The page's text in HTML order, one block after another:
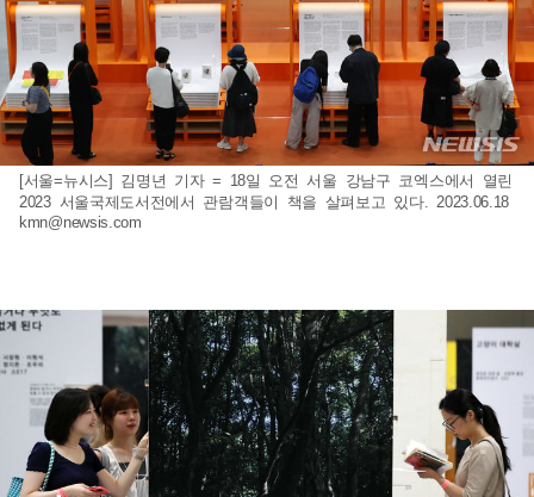
[서울=뉴시스] 김명년 기자 = 18일 오전 서울 강남구 코엑스에서 열린
2023 서울국제도서전에서 관람객들이 책을 살펴보고 있다. 2023.06.18
kmn@newsis.com